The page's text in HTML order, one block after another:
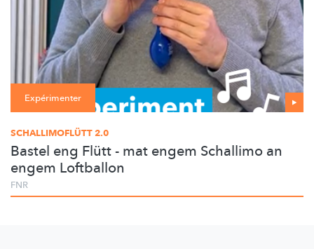
Expérimenter
SCHALLIMOFLÜTT 2.0
Bastel eng Flütt - mat engem Schallimo an
engem Loftballon
FNR